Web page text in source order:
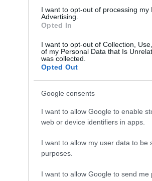
I want to opt-out of processing my
Advertising.
Opted In
I want to opt-out of Collection,
of my Personal Data that Is
was collected.
Opted Out
Google consents
I want to allow Google to enable
web or device identifiers in apps.
I want to allow my user data to be
purposes.
I want to allow Google to send me
Σχόλια